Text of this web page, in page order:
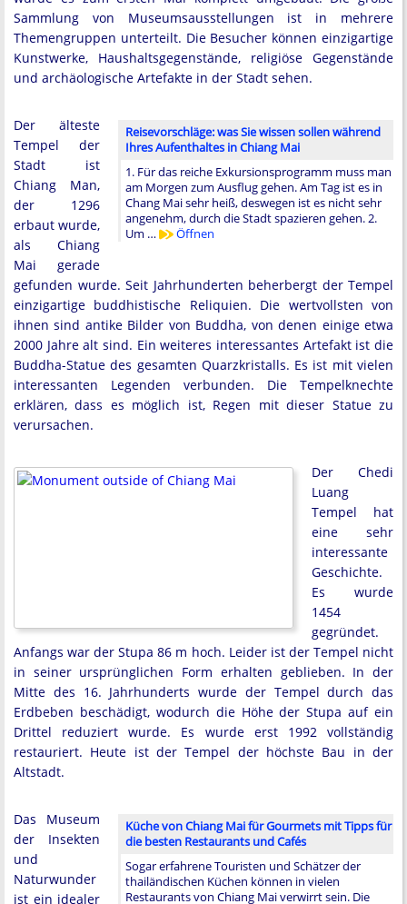
Sammlung von Museumsausstellungen ist in mehrere
Themengruppen unterteilt. Die Besucher können einzigartige
Kunstwerke, Haushaltsgegenstände, religiöse Gegenstände
und archäologische Artefakte in der Stadt sehen.
Reisevorschläge: was Sie wissen sollen während
Ihres Aufenthaltes in Chiang Mai
1. Für das reiche Exkursionsprogramm muss man
am Morgen zum Ausflug gehen. Am Tag ist es in
Chang Mai sehr heiß, deswegen ist es nicht sehr
angenehm, durch die Stadt spazieren gehen. 2.
Um …
Öffnen
Der älteste
Tempel der
Stadt ist
Chiang Man,
der 1296
erbaut wurde,
als Chiang
Mai gerade
gefunden wurde. Seit Jahrhunderten beherbergt der Tempel
einzigartige buddhistische Reliquien. Die wertvollsten von
ihnen sind antike Bilder von Buddha, von denen einige etwa
2000 Jahre alt sind. Ein weiteres interessantes Artefakt ist die
Buddha-Statue des gesamten Quarzkristalls. Es ist mit vielen
interessanten Legenden verbunden. Die Tempelknechte
erklären, dass es möglich ist, Regen mit dieser Statue zu
verursachen.
Der Chedi
Luang
Tempel hat
eine sehr
interessante
Geschichte.
Es wurde
1454
gegründet.
Anfangs war der Stupa 86 m hoch. Leider ist der Tempel nicht
in seiner ursprünglichen Form erhalten geblieben. In der
Mitte des 16. Jahrhunderts wurde der Tempel durch das
Erdbeben beschädigt, wodurch die Höhe der Stupa auf ein
Drittel reduziert wurde. Es wurde erst 1992 vollständig
restauriert. Heute ist der Tempel der höchste Bau in der
Altstadt.
Küche von Chiang Mai für Gourmets mit Tipps für
die besten Restaurants und Cafés
Sogar erfahrene Touristen und Schätzer der
thailändischen Küchen können in vielen
Restaurants von Chiang Mai verwirrt sein. Die
Das Museum
der Insekten
und
Naturwunder
ist ein idealer